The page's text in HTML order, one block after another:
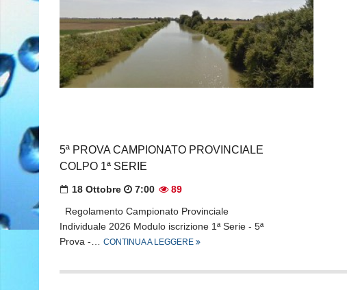
5ª PROVA CAMPIONATO PROVINCIALE
COLPO 1ª SERIE
18 Ottobre 7:00
89
Regolamento Campionato Provinciale
Individuale 2026 Modulo iscrizione 1ª Serie - 5ª
Prova -… CONTINUA A LEGGERE